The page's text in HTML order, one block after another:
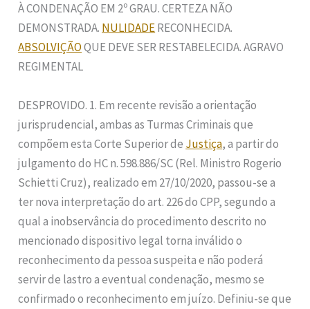
À CONDENAÇÃO EM 2º GRAU. CERTEZA NÃO
DEMONSTRADA. NULIDADERECONHECIDA.
ABSOLVIÇÃOQUE DEVE SER RESTABELECIDA. AGRAVO
REGIMENTAL
DESPROVIDO. 1. Em recente revisão a orientação
jurisprudencial, ambas as Turmas Criminais que
compõem esta Corte Superior de Justiça, a partir do
julgamento do HC n. 598.886/SC (Rel. Ministro Rogerio
Schietti Cruz), realizado em 27/10/2020, passou-se a
ter nova interpretação do art. 226 do CPP, segundo a
qual a inobservância do procedimento descrito no
mencionado dispositivo legal torna inválido o
reconhecimento da pessoa suspeita e não poderá
servir de lastro a eventual condenação, mesmo se
confirmado o reconhecimento em juízo. Definiu-se que